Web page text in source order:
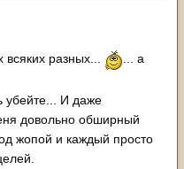
разных...
... а
убейте... И даже
довольно обширный
жопой и каждый просто